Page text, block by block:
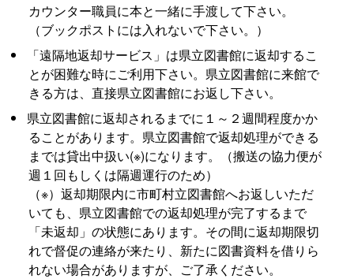
カウンター職員に本と一緒に手渡して下さい。
（ブックポストには入れないで下さい。）
「遠隔地返却サービス」は県立図書館に返却するこ
とが困難な時にご利用下さい。県立図書館に来館で
きる方は、直接県立図書館にお返し下さい。
県立図書館に返却されるまでに１～２週間程度かか
ることがあります。県立図書館で返却処理ができる
までは貸出中扱い(※)になります。（搬送の協力便が
週１回もしくは隔週運行のため）
（※）返却期限内に市町村立図書館へお返しいただ
いても、県立図書館での返却処理が完了するまで
「未返却」の状態にあります。その間に返却期限切
れで督促の連絡が来たり、新たに図書資料を借りら
れない場合がありますが、ご了承ください。